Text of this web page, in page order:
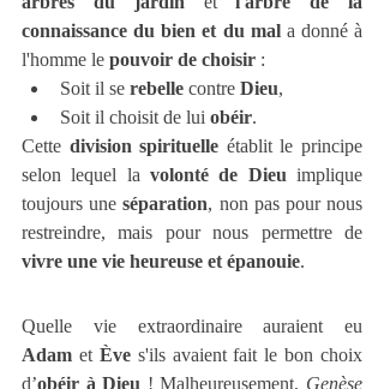
connaissance du bien et du mal a donné à
l'homme le pouvoir de choisir :
Soit il se rebelle contre Dieu,
Soit il choisit de lui obéir.
Cette division spirituelle établit le principe
selon lequel la volonté de Dieu implique
toujours une séparation, non pas pour nous
vivre une vie heureuse et épanouie.
Adam et Ève s'ils avaient fait le bon choix
d’obéir à Dieu ! Malheureusement, Genèse